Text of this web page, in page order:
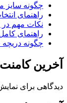
چگونه سایز
راهنمای
نکات مهم در
راهنمای
چگونه
آخرین
دیدگاهی برای